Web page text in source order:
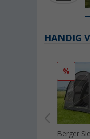
HANDIG
%
Berger